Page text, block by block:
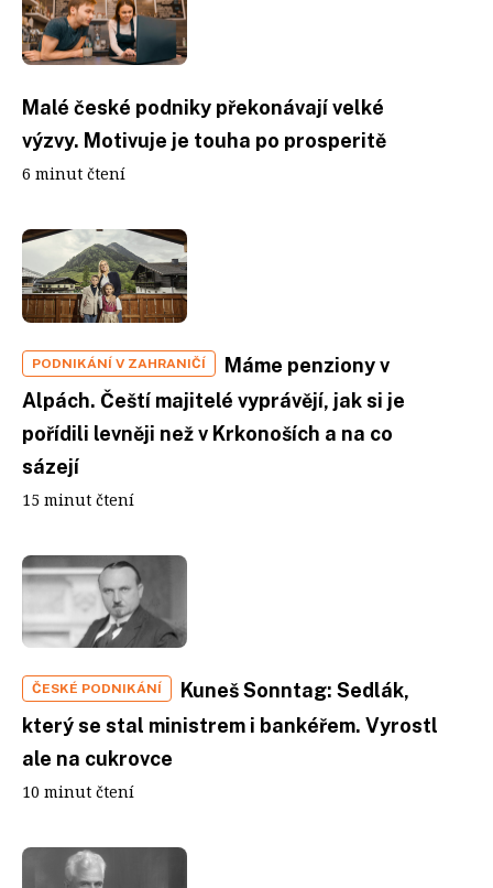
Malé české podniky překonávají velké
výzvy. Motivuje je touha po prosperitě
6 minut čtení
PODNIKÁNÍ V ZAHRANIČÍ
Máme penziony v
Alpách. Čeští majitelé vyprávějí, jak si je
pořídili levněji než v Krkonoších a na co
sázejí
15 minut čtení
ČESKÉ PODNIKÁNÍ
Kuneš Sonntag: Sedlák,
který se stal ministrem i bankéřem. Vyrostl
ale na cukrovce
10 minut čtení